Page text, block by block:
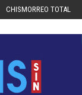
CHISMORREO TOTAL